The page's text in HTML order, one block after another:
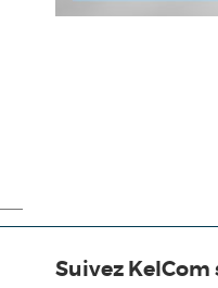
Suivez KelCom